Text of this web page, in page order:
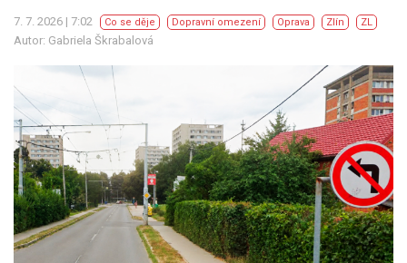
7. 7. 2026 | 7:02 Co se děje Dopravní omezení Oprava Zlín ZL
Autor: Gabriela Škrabalová